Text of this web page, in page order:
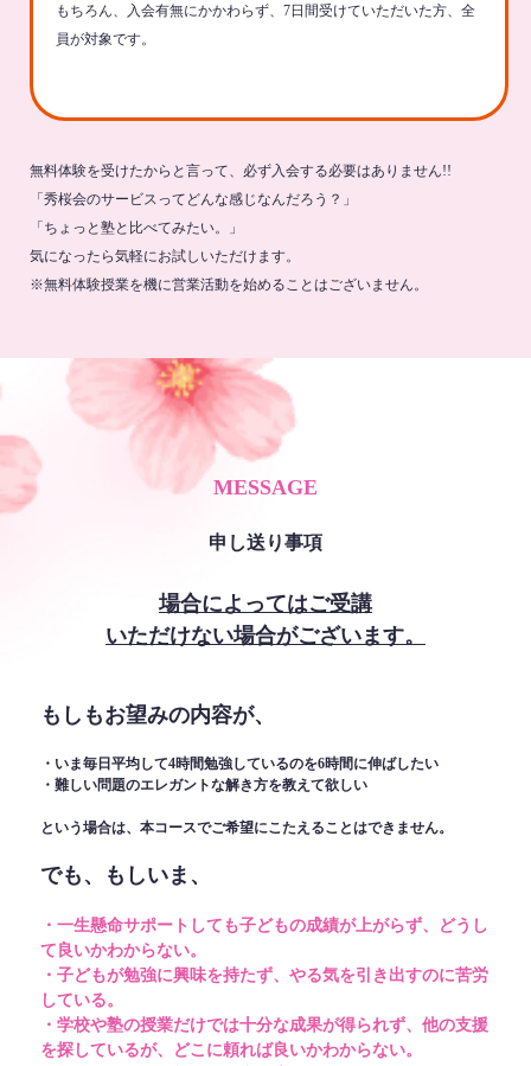
もちろん、入会有無にかかわらず、7日間受けていただいた方、全
員が対象です。
無料体験を受けたからと言って、必ず入会する必要はありません!!
「秀桜会のサービスってどんな感じなんだろう？」
「ちょっと塾と比べてみたい。」
気になったら気軽にお試しいただけます。
※無料体験授業を機に営業活動を始めることはございません。
MESSAGE
申し送り事項
場合によってはご受講
いただけない場合がございます。
もしもお望みの内容が、
・いま毎日平均して4時間勉強しているのを6時間に伸ばしたい
・難しい問題のエレガントな解き方を教えて欲しい
という場合は、本コースでご希望にこたえることはできません。
でも、もしいま、
・一生懸命サポートしても子どもの成績が上がらず、どうし
て良いかわからない。
・子どもが勉強に興味を持たず、やる気を引き出すのに苦労
している。
・学校や塾の授業だけでは十分な成果が得られず、他の支援
を探しているが、どこに頼れば良いかわからない。